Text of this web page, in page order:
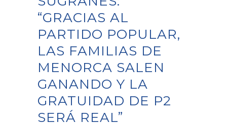
“GRACIAS AL
PARTIDO POPULAR,
LAS FAMILIAS DE
MENORCA SALEN
GANANDO Y LA
GRATUIDAD DE P2
SERÁ REAL”